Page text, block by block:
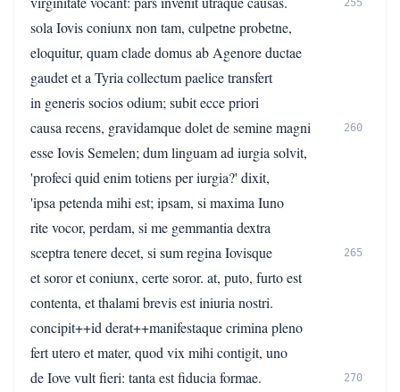
255
sola Iovis coniunx non tam, culpetne probetne,
eloquitur, quam clade domus ab Agenore ductae
gaudet et a Tyria collectum paelice transfert
in generis socios odium; subit ecce priori
causa recens, gravidamque dolet de semine magni
260
esse Iovis Semelen; dum linguam ad iurgia solvit,
'profeci quid enim totiens per iurgia?' dixit,
'ipsa petenda mihi est; ipsam, si maxima Iuno
rite vocor, perdam, si me gemmantia dextra
sceptra tenere decet, si sum regina Iovisque
265
et soror et coniunx, certe soror. at, puto, furto est
contenta, et thalami brevis est iniuria nostri.
concipit++id derat++manifestaque crimina pleno
fert utero et mater, quod vix mihi contigit, uno
de Iove vult fieri: tanta est fiducia formae.
270